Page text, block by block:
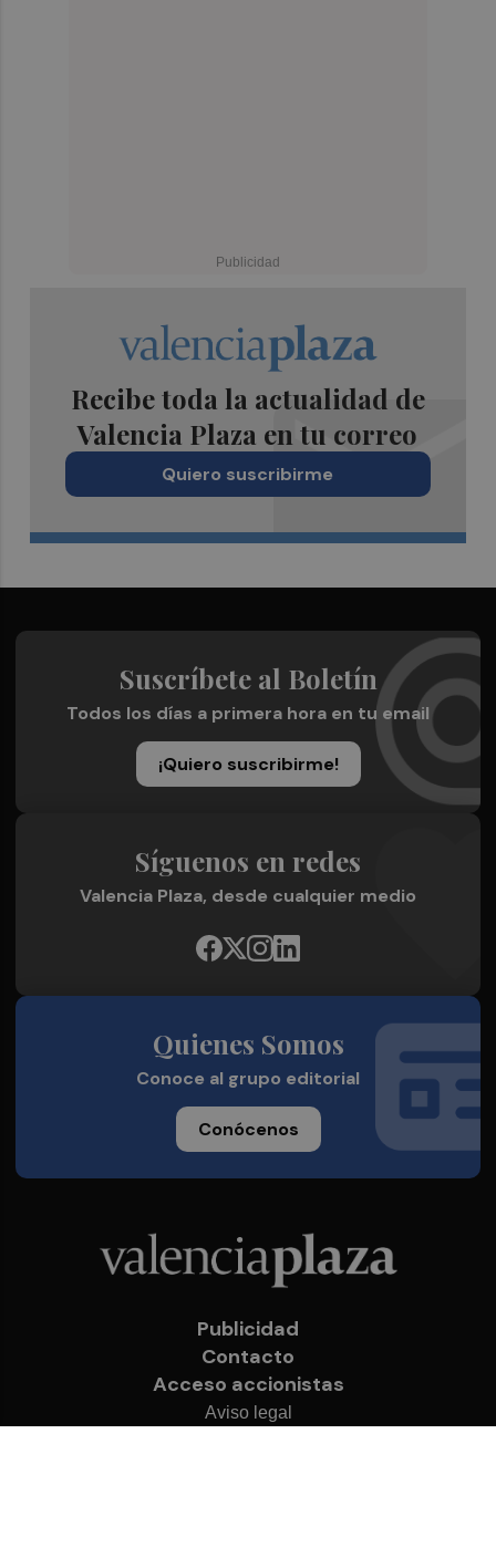
Recibe toda la actualidad de
Valencia Plaza en tu correo
Quiero suscribirme
Suscríbete al Boletín
Todos los días a primera hora en tu email
¡Quiero suscribirme!
Síguenos en redes
Valencia Plaza, desde cualquier medio
Quienes Somos
Conoce al grupo editorial
Conócenos
Publicidad
Contacto
Acceso accionistas
Aviso legal